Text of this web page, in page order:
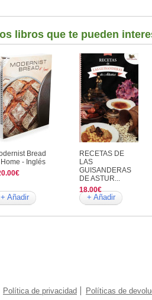
libros que te pueden
Bread
- Inglés
+ Añadir
RECETAS DE
LAS
GUISANDERAS
DE ASTUR...
18.00€
+ Añadir
Política de privacidad Políticas de